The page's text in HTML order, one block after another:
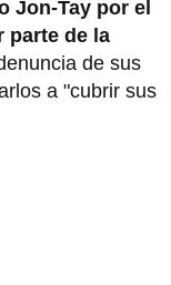
Jon-Tay por el
parte de la
de sus
a "cubrir sus